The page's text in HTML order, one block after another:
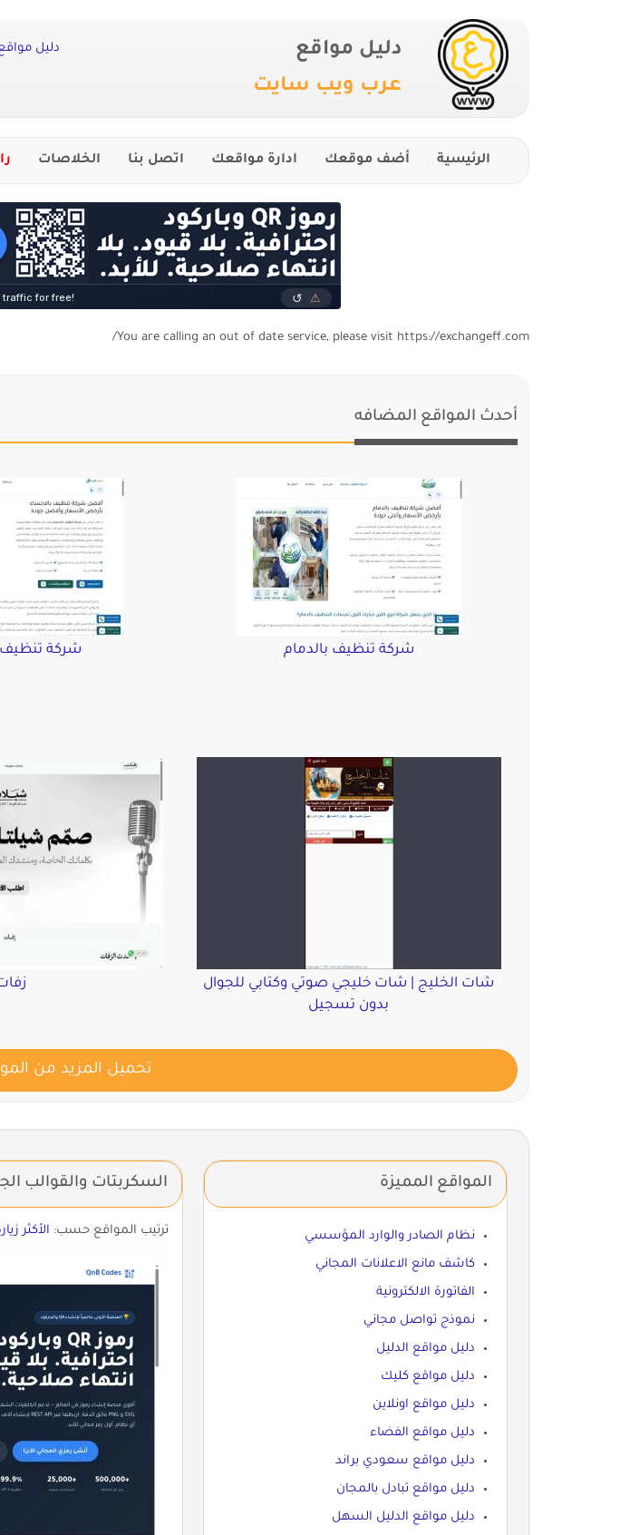
دليل مواقع
عرب ويب سايت
دليل
الرئيسية أضف موقعك ادارة مواقعك اتصل بنا الخلاصات
You are calling an out of date service, please visit https://exchangeff.com/
أحدث المواقع المضافه
شركة تنظيف بالدمام شركة تنظيف
شات الخليج | شات خليجي صوتي وكتابي للجوال
بدون تسجيل
تحميل المزيد من
السكربتات والقوالب
ترتيب المواقع حسب: الأكثر
المواقع المميزة
نظام الصادر والوارد المؤسسي
كاشف مانع الاعلانات المجاني
الفاتورة الالكترونية
نموذج تواصل مجاني
دليل مواقع الدليل
دليل مواقع كليك
دليل مواقع اونلاين
دليل مواقع الفضاء
دليل مواقع سعودي براند
دليل مواقع تبادل بالمجان
دليل مواقع الدليل السهل